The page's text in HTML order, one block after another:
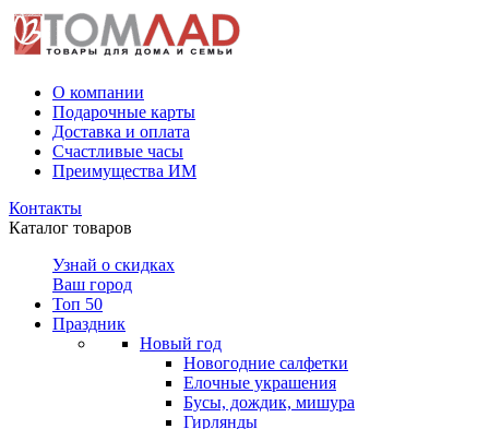
О компании
Подарочные карты
Доставка и оплата
Счастливые часы
Преимущества ИМ
Контакты
Каталог товаров
Узнай о скидках
Ваш город
Топ 50
Праздник
Новый год
Новогодние салфетки
Елочные украшения
Бусы, дождик, мишура
Гирлянды